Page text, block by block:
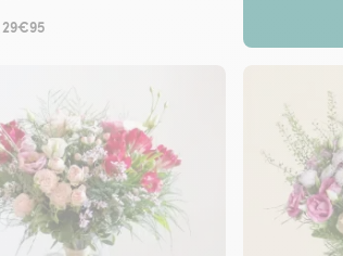
29€95